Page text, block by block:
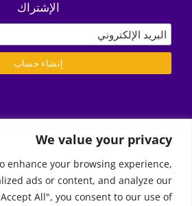
We value your privacy
enhance your browsing experience,
ads or content, and analyze our
All", you consent to our use of
الإشتراك
Call Us